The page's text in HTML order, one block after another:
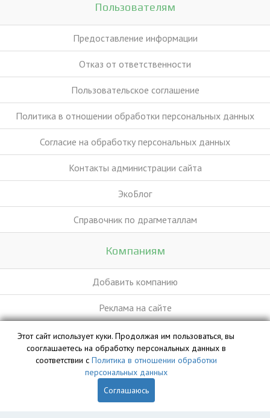
Пользователям
Предоставление информации
Отказ от ответственности
Пользовательское соглашение
Политика в отношении обработки персональных данных
Согласие на обработку персональных данных
Контакты администрации сайта
ЭкоБлог
Справочник по драгметаллам
Компаниям
Добавить компанию
Реклама на сайте
База данных сайта vyvoz.org является интеллектуальной
собственностью ООО «Профит» и охраняется законом.
Этот сайт использует куки. Продолжая им пользоваться, вы
сооглашаетесь на обработку персональных данных в
соответствии с Политика в отношении обработки
персональных данных
Соглашаюсь